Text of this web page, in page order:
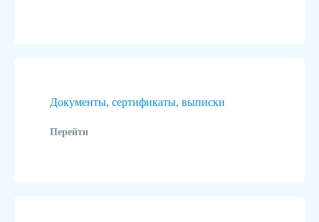
Документы, сертификаты, выписки
Перейти